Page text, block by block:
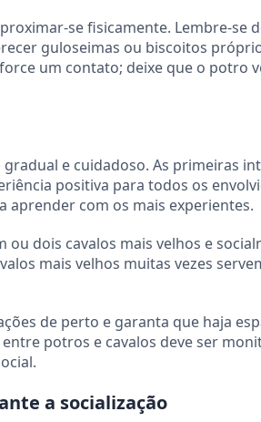
se fisicamente. Lembre-se
guloseimas ou biscoitos
um contato; deixe que o potro
e cuidadoso. As primeiras
positiva para todos os
aprender com os mais experientes.
dois cavalos mais velhos e
mais velhos muitas vezes
de perto e garanta que haja
potros e cavalos deve ser
a socialização